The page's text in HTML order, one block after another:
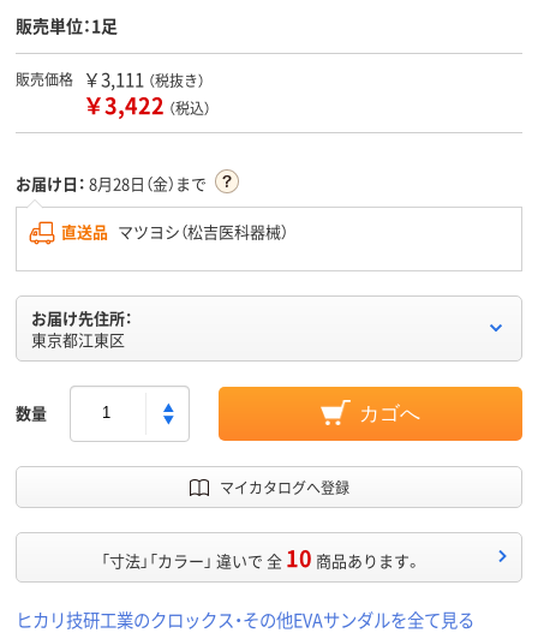
販売単位：1足
販売価格 ￥3,111 （税抜き）
￥3,422 （税込）
お届け日： 8月28日（金）まで
直送品 マツヨシ（松吉医科器械）
お届け先住所：
東京都江東区
数量 カゴへ
マイカタログへ登録
「寸法」「カラー」 違いで 全 10 商品あります。
ヒカリ技研工業のクロックス・その他EVAサンダルを全て見る